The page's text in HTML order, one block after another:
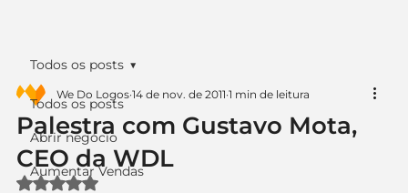
Todos os posts
Abrir negócio
Aumentar Vendas
Todos os posts
Palestra com Gustavo Mota,
CEO da WDL
We Do Logos 14 de nov. de 2011 1 min de leitura
Avaliado com NaN de 5 estrelas.